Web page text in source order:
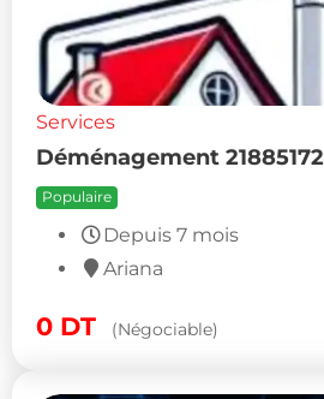
Services
Déménagement 21885172
Populaire
Depuis 7 mois
Ariana
0 DT (Négociable)